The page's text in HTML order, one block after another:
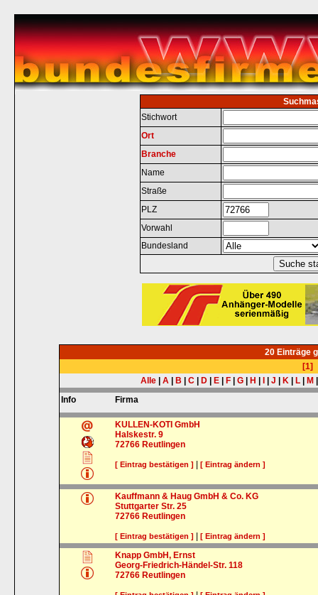
Stichwort
Ort
Branche
Name
Straße
PLZ
Vorwahl
Bundesland
20 Einträge
[1]
Alle
A B C D E F G H J K L M
Info
Firma
KULLEN-KOTI GmbH
Halskestr. 9
72766 Reutlingen
[ Eintrag bestätigen ] |[ Eintrag ändern ]
Kauffmann & Haug GmbH & Co. KG
Stuttgarter Str. 25
72766 Reutlingen
[ Eintrag bestätigen ] |[ Eintrag ändern ]
Knapp GmbH, Ernst
Georg-Friedrich-Händel-Str. 118
72766 Reutlingen